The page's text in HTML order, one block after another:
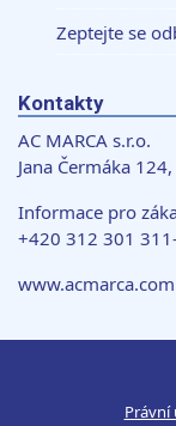
Zeptejte se
Kontakty
AC MARCA s.r.o.
Jana Čermáka
Informace pro
+420 312 301
www.acmarca.com
Právní